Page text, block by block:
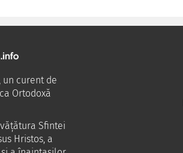
un curent de
Ortodoxă
Sfintei
Hristos, a